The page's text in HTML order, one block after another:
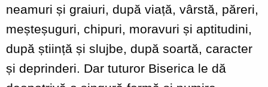
neamuri și graiuri, după viață, vârstă, păreri,
meșteșuguri, chipuri, moravuri și aptitudini,
după știință și slujbe, după soartă, caracter
și deprinderi. Dar tuturor Biserica le dă